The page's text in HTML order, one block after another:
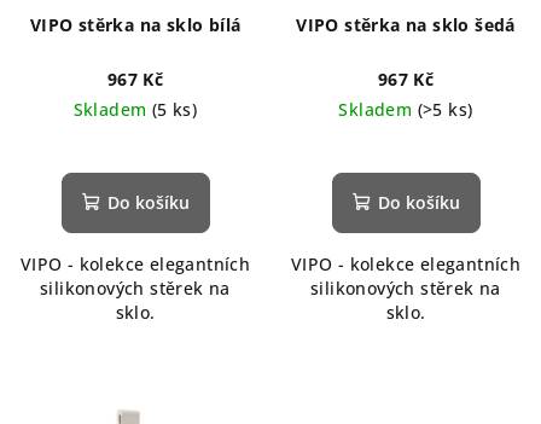
VIPO stěrka na sklo bílá
967 Kč
Skladem (5 ks)
Do košíku
VIPO - kolekce elegantních
silikonových stěrek na
sklo.
VIPO stěrka na sklo šedá
967 Kč
Skladem (>5 ks)
Do košíku
VIPO - kolekce elegantních
silikonových stěrek na
sklo.